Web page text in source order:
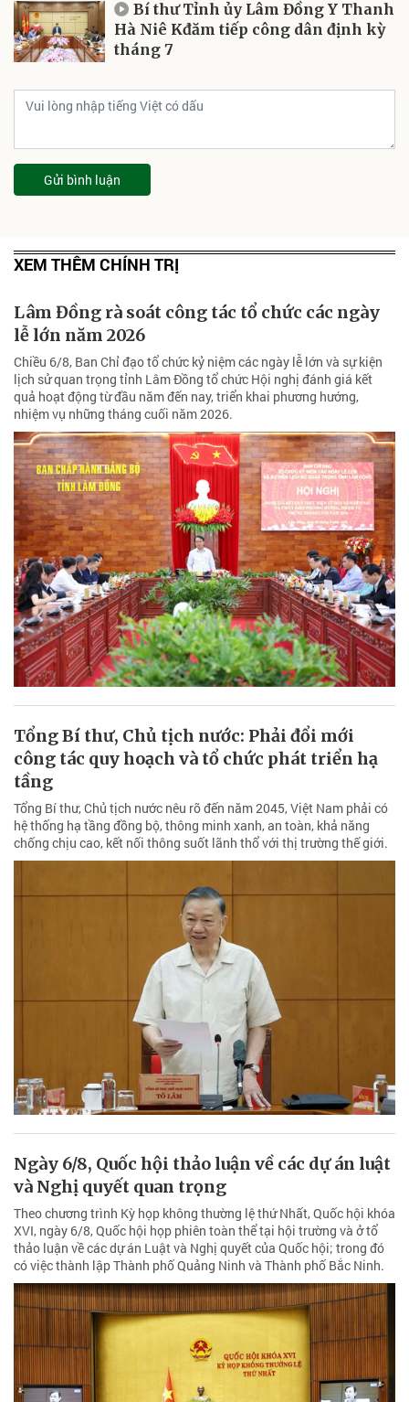
Bí thư Tỉnh ủy Lâm Đồng Y Thanh
Hà Niê Kđăm tiếp công dân định kỳ
tháng 7
Gửi bình luận
XEM THÊM CHÍNH TRỊ
Lâm Đồng rà soát công tác tổ chức các ngày
lễ lớn năm 2026
Chiều 6/8, Ban Chỉ đạo tổ chức kỷ niệm các ngày lễ lớn và sự kiện
lịch sử quan trọng tỉnh Lâm Đồng tổ chức Hội nghị đánh giá kết
quả hoạt động từ đầu năm đến nay, triển khai phương hướng,
nhiệm vụ những tháng cuối năm 2026.
Tổng Bí thư, Chủ tịch nước: Phải đổi mới
công tác quy hoạch và tổ chức phát triển hạ
tầng
Tổng Bí thư, Chủ tịch nước nêu rõ đến năm 2045, Việt Nam phải có
hệ thống hạ tầng đồng bộ, thông minh xanh, an toàn, khả năng
chống chịu cao, kết nối thông suốt lãnh thổ với thị trường thế giới.
Ngày 6/8, Quốc hội thảo luận về các dự án luật
và Nghị quyết quan trọng
Theo chương trình Kỳ họp không thường lệ thứ Nhất, Quốc hội khóa
XVI, ngày 6/8, Quốc hội họp phiên toàn thể tại hội trường và ở tổ
thảo luận về các dự án Luật và Nghị quyết của Quốc hội; trong đó
có việc thành lập Thành phố Quảng Ninh và Thành phố Bắc Ninh.